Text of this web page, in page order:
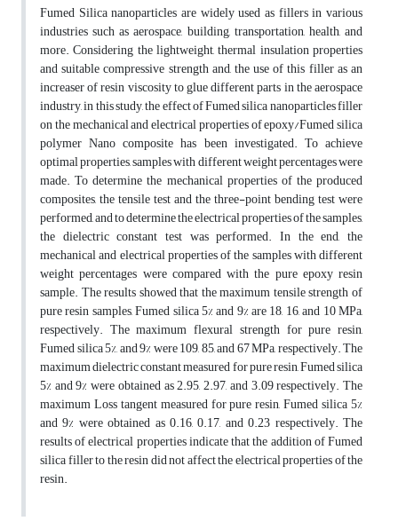
Fumed Silica nanoparticles are widely used as fillers in various
industries such as aerospace, building, transportation, health, and
more. Considering the lightweight, thermal insulation properties
and suitable compressive strength and, the use of this filler as an
increaser of resin viscosity to glue different parts in the aerospace
industry, in this study, the effect of Fumed silica nanoparticles filler
on the mechanical and electrical properties of epoxy/Fumed silica
polymer Nano composite has been investigated. To achieve
optimal properties, samples with different weight percentages were
made. To determine the mechanical properties of the produced
composites, the tensile test and the three-point bending test were
performed, and to determine the electrical properties of the samples,
the dielectric constant test was performed. In the end, the
mechanical and electrical properties of the samples with different
weight percentages were compared with the pure epoxy resin
sample. The results showed that the maximum tensile strength of
pure resin samples, Fumed silica 5% and 9% are 18, 16, and 10 MPa,
respectively. The maximum flexural strength for pure resin,
Fumed silica 5%, and 9% were 109, 85, and 67 MPa, respectively. The
maximum dielectric constant measured for pure resin, Fumed silica
5% and 9% were obtained as 2.95, 2.97, and 3.09 respectively. The
maximum Loss tangent measured for pure resin, Fumed silica 5%
and 9% were obtained as 0.16, 0.17, and 0.23 respectively. The
results of electrical properties indicate that the addition of Fumed
silica filler to the resin did not affect the electrical properties of the
resin.